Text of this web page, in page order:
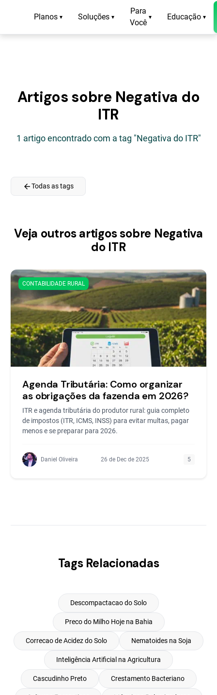
Planos ▾ Soluções ▾
Para
Você
▾ Educação ▾
Artigos sobre Negativa do
ITR
1 artigo encontrado com a tag "Negativa do ITR"
arrow_backTodas as tags
Veja outros artigos sobre Negativa
do ITR
CONTABILIDADE RURAL
Agenda Tributária: Como organizar
as obrigações da fazenda em 2026?
ITR e agenda tributária do produtor rural: guia completo
de impostos (ITR, ICMS, INSS) para evitar multas, pagar
menos e se preparar para 2026.
Daniel Oliveira 26 de Dec de 2025 5
Tags Relacionadas
Descompactacao do Solo
Preco do Milho Hoje na Bahia
Correcao de Acidez do Solo Nematoides na Soja
Inteligência Artificial na Agricultura
Cascudinho Preto Crestamento Bacteriano